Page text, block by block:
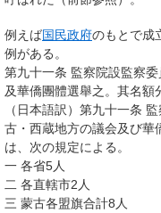
例えば国民政府のもとで成
例がある。
第九十一条 監察院設監察
及華僑團體選舉之。其名額
（日本語訳）第九十一条
古・西蔵地方の議会及び華
は、次の規定による。
一 各省5人
二 各直轄市2人
三 蒙古各盟旗合計8人